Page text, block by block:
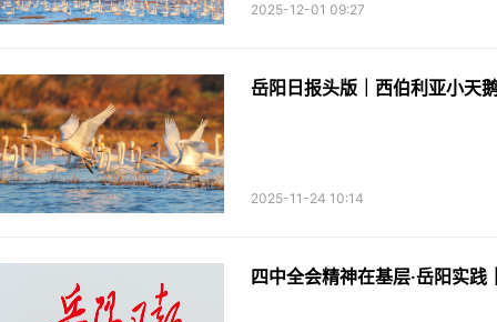
2025-12-01 09:27
岳阳日报头版｜西伯利亚小天
2025-11-24 10:14